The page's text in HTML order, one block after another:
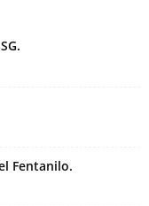
Fentanilo.